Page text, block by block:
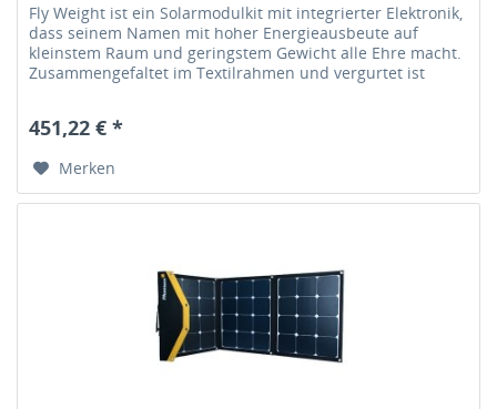
Fly Weight ist ein Solarmodulkit mit integrierter Elektronik,
dass seinem Namen mit hoher Energieausbeute auf
kleinstem Raum und geringstem Gewicht alle Ehre macht.
Zusammengefaltet im Textilrahmen und vergurtet ist
451,22 € *
Merken